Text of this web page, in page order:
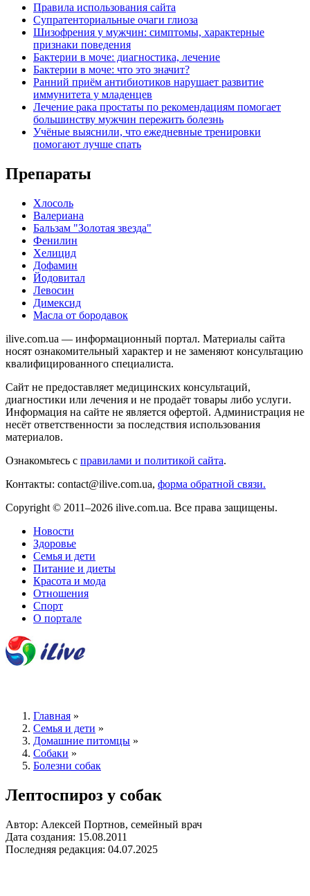
Правила использования сайта
Супратенториальные очаги глиоза
Шизофрения у мужчин: симптомы, характерные
признаки поведения
Бактерии в моче: диагностика, лечение
Бактерии в моче: что это значит?
Ранний приём антибиотиков нарушает развитие
иммунитета у младенцев
Лечение рака простаты по рекомендациям помогает
большинству мужчин пережить болезнь
Учёные выяснили, что ежедневные тренировки
помогают лучше спать
Препараты
Хлосоль
Валериана
Бальзам "Золотая звезда"
Фенилин
Хелицид
Дофамин
Йодовитал
Левосин
Димексид
Масла от бородавок
ilive.com.ua — информационный портал. Материалы сайта
носят ознакомительный характер и не заменяют консультацию
квалифицированного специалиста.
Сайт не предоставляет медицинских консультаций,
диагностики или лечения и не продаёт товары либо услуги.
Информация на сайте не является офертой. Администрация не
несёт ответственности за последствия использования
материалов.
Ознакомьтесь с правилами и политикой сайта.
Контакты: contact@ilive.com.ua, форма обратной связи.
Copyright © 2011–2026 ilive.com.ua. Все права защищены.
Новости
Здоровье
Семья и дети
Питание и диеты
Красота и мода
Отношения
Спорт
О портале
Главная »
Семья и дети »
Домашние питомцы »
Собаки »
Болезни собак
Лептоспироз у собак
Автор: Алексей Портнов, семейный врач
Дата создания: 15.08.2011
Последняя редакция: 04.07.2025